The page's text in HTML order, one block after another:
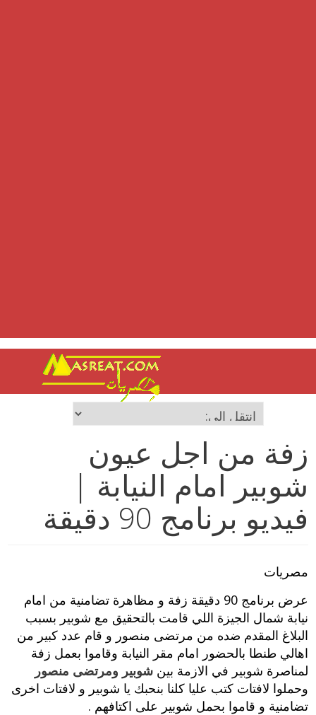
زفة من اجل عيون
شوبير امام النيابة |
فيديو برنامج 90 دقيقة
مصريات
عرض برنامج 90 دقيقة زفة و مظاهرة تضامنية من امام
نيابة شمال الجيزة اللي قامت بالتحقيق مع شوبير بسبب
البلاغ المقدم ضده من مرتضى منصور و قام عدد كبير من
اهالي طنطا بالحضور امام مقر النيابة وقاموا بعمل زفة
لمناصرة شوبير في الازمة بينشوبير ومرتضى منصور
وحملوا لافتات كتب عليا كلنا بنحبك يا شوبير و لافتات اخرى
تضامنية و قاموا بحمل شوبير على اكتافهم .